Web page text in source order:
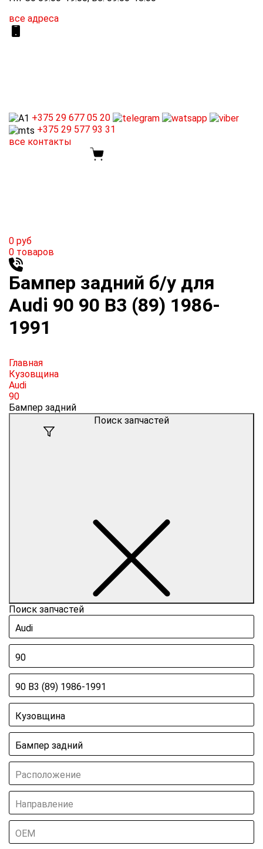
все адреса
+375 29 677 05 20
+375 29 577 93 31
все контакты
0 руб
0 товаров
Бампер задний б/у для
Audi 90 90 B3 (89) 1986-
1991
Главная
Кузовщина
Audi
90
Бампер задний
Поиск запчастей
Поиск запчастей
Audi
90
90 B3 (89) 1986-1991
Кузовщина
Бампер задний
Расположение
Направление
ОЕМ